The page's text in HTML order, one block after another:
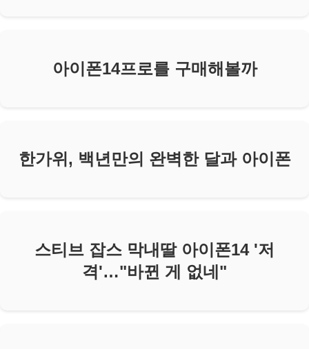
아이폰14프로를 구매해볼까
한가위, 백년만의 완벽한 달과 아이폰
스티브 잡스 막내딸 아이폰14 '저
격'…"바뀐 게 없네"